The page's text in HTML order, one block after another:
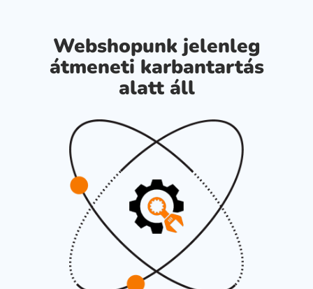
Webshopunk jelenleg
átmeneti karbantartás
alatt áll